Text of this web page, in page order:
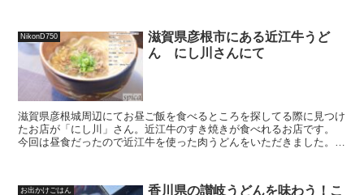
NikonD750
滋賀県彦根市にある近江牛うど
ん にし川さんにて
滋賀県彦根城周辺にてお昼ご飯を食べるところを探してる際に見つけ
たお店が「にし川」さん。近江牛のすき焼きが食べれるお店です。
今回は昼食だったので近江牛を使った肉うどんをいただきました。
お出かけごはん
香川県の讃岐うどんを味わう！こ